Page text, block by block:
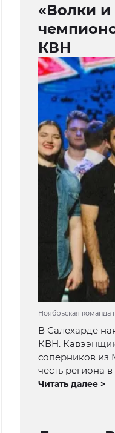
«Волки и
КВН
Ноябрьская команда
В Салехарде
КВН.
соперников из
честь региона
Читать далее >